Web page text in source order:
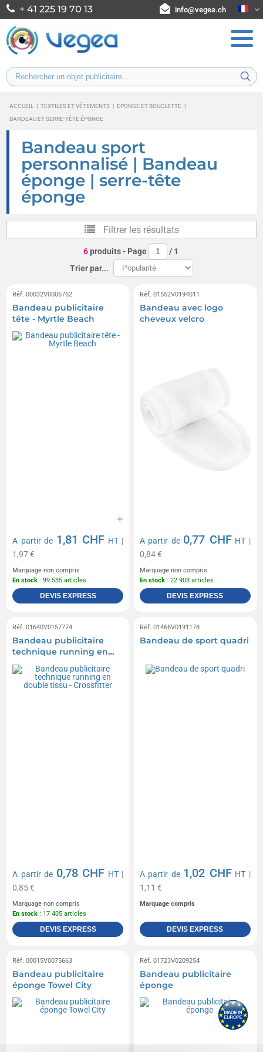
+ 41 225 19 70 13 info@vegea.ch
ACCUEIL | TEXTILES ET VÊTEMENTS | EPONGE ET BOUCLETTE |
BANDEAU ET SERRE-TÊTE ÉPONGE
Bandeau sport
personnalisé | Bandeau
éponge | serre-tête
éponge
Filtrer les résultats
6produits- Page / 1
Trier par...
Réf. 00032V0006762
Bandeau publicitaire
tête - Myrtle Beach
A partir de 1,81 CHF HT|
1,97 €
Marquage non compris
En stock : 99 535 articles
DEVIS EXPRESS
Réf. 01552V0194011
Bandeau avec logo
cheveux velcro
A partir de 0,77 CHF HT |
0,84 €
Marquage non compris
En stock : 22 903 articles
DEVIS EXPRESS
Réf. 01640V0157774
Bandeau publicitaire
technique running en
double tissu - Crossfitter
A partir de 0,78 CHF HT|
0,85 €
Marquage non compris
En stock : 17 405 articles
DEVIS EXPRESS
Réf. 01466V0191178
Bandeau de sport quadri
A partir de 1,02 CHF HT |
1,11 €
Marquage compris
DEVIS EXPRESS
Réf. 00015V0075663
Bandeau publicitaire
éponge Towel City
Réf. 01723V0209254
Bandeau publicitaire
éponge